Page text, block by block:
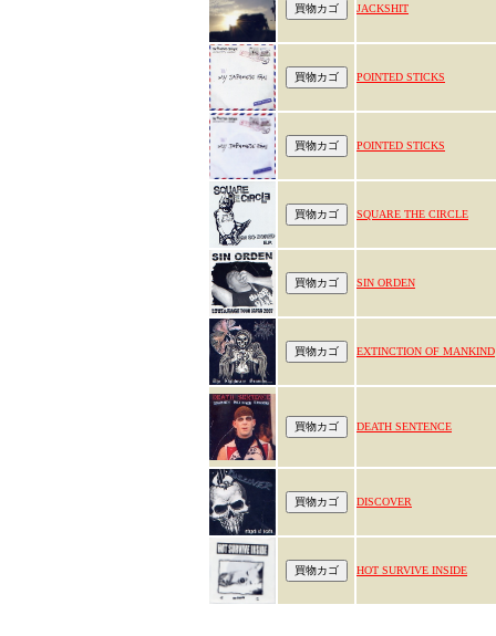
JACKSHIT
POINTED STICKS
POINTED STICKS
SQUARE THE CIRCLE
SIN ORDEN
EXTINCTION OF MANKIND
DEATH SENTENCE
DISCOVER
HOT SURVIVE INSIDE